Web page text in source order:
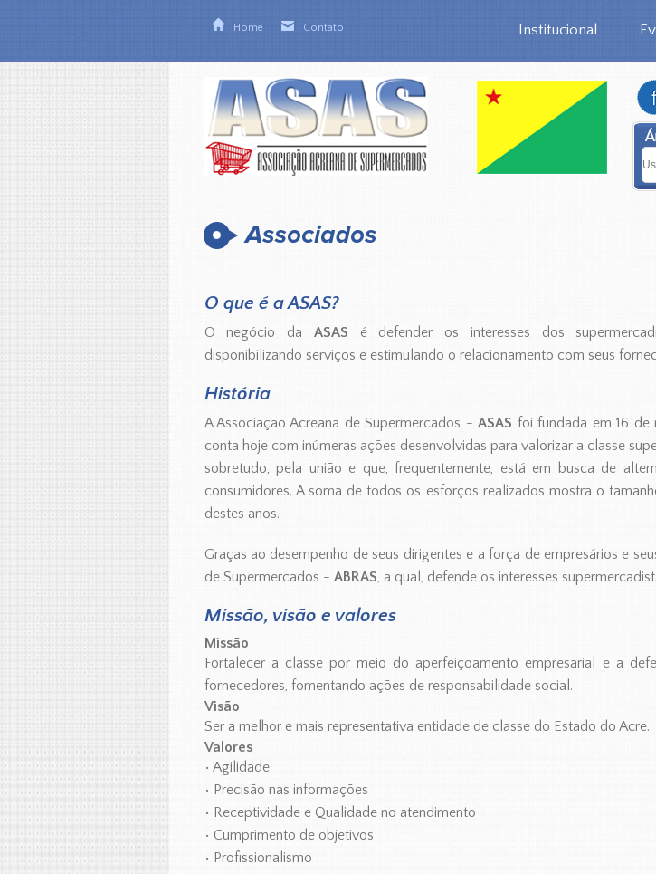
Home Contato Institucional
O que é a ASAS?
O negócio da ASAS é defender os interesses dos
disponibilizando serviços e estimulando o relacionamento com seus
História
A Associação Acreana de Supermercados -ASAS foi fundada em 16 de
conta hoje com inúmeras ações desenvolvidas para valorizar a classe
sobretudo, pela união e que, frequentemente, está em busca de
consumidores. A soma de todos os esforços realizados mostra o
destes anos.
Graças ao desempenho de seus dirigentes e a força de empresários e
de Supermercados - ABRAS, a qual, defende os interesses
Missão, visão e valores
Missão
Fortalecer a classe por meio do aperfeiçoamento empresarial e a
fornecedores, fomentando ações de responsabilidade social.
Visão
Ser a melhor e mais representativa entidade de classe do Estado do Acre.
Valores
• Agilidade
• Precisão nas informações
• Receptividade e Qualidade no atendimento
• Cumprimento de objetivos
• Profissionalismo